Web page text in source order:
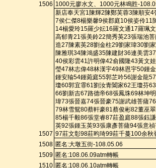
1506 1000元廖水文、 1000元林鳴貹-
1507
新店奉天宮1陳輝2陳鄭芙蓉3陳順安4
7侯仁傑8楊樂馨9侯郡庭10侯姿伶11
14楊愛玲15羅少妘16羅文通17羅珮文
高郁青21張美鈴22簡秀英23張瑞池菩
造27陳素英28劉金柱29劉家瑋30劉
陳雅琪34陳鴻盛35陳建財36連美雲37
40侯彩雲41許明偉42俞國隆43黃文娃
瑩47林志偉48林漢宇49林恩宇50鍾
鍾安羭54鍾菀庭55郭芷吟56謝金龍57
瓊60郭宜霏61劉汝青闔家62王瓊芬63
66劉新吉67路德帝68張鳳珠69林坤明
瑋73張晉嘉74張晉豪75謝武雄菩薩76
79林雪鴛80蔡軒豪81蔡俊彬82董巫
85楊千毅86張堂睿87莊盈庭88張鈺謙
英92張鍾玉英93張康彥菩薩94張意
97莊文彰98莊昀琦99莊千蔓100余秋
1508 匿名 :大墩五街-108.05.06
1509 匿名 :108.06.09atm轉帳
1510 匿名 :108.06.10atm轉帳